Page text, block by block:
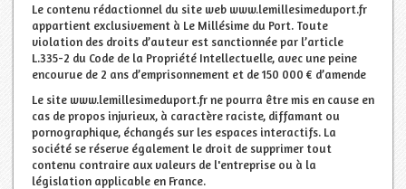
Le contenu rédactionnel du site web www.lemillesimeduport.fr
appartient exclusivement à Le Millésime du Port. Toute
violation des droits d’auteur est sanctionnée par l’article
L.335-2 du Code de la Propriété Intellectuelle, avec une peine
encourue de 2 ans d’emprisonnement et de 150 000 € d’amende
Le site www.lemillesimeduport.fr ne pourra être mis en cause en
cas de propos injurieux, à caractère raciste, diffamant ou
pornographique, échangés sur les espaces interactifs. La
société se réserve également le droit de supprimer tout
contenu contraire aux valeurs de l'entreprise ou à la
législation applicable en France.